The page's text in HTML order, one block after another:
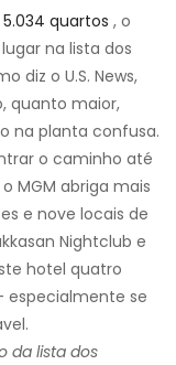
5.034 quartos , o
na lista dos
diz o U.S. News,
quanto maior,
na planta confusa.
o caminho até
MGM abriga mais
e nove locais de
Nightclub e
hotel quatro
especialmente se
da lista dos